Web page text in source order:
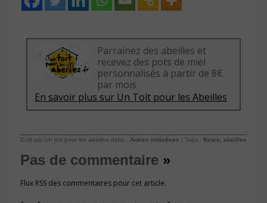
Parrainez des abeilles et
recevez des pots de miel
personnalisés à partir de 8€
par mois
En savoir plus sur Un Toit pour les Abeilles
Ecrit par Un toit pour les abeilles dans : Autres initiatives | Tags : fleurs; abeilles
Pas de commentaire »
Flux RSS des commentaires pour cet article.